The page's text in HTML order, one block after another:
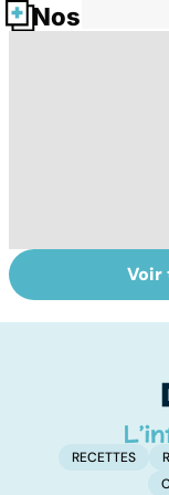
Nos fiches
Femmes :
comment
Voir
RECETTES